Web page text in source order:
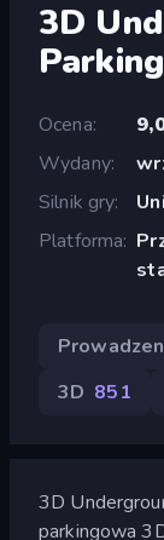
3D
Parking
Ocena
Wydany
Silnik gry
Platforma
3D 851
3D
parkingowa